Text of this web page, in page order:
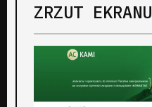
ZRZUT EKRANU